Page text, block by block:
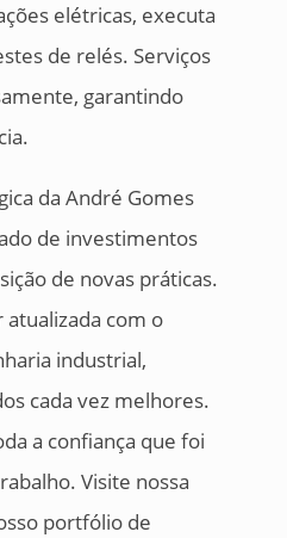
elétricas, executa
de relés. Serviços
garantindo
da André Gomes
de investimentos
de novas práticas.
com o
industrial,
cada vez melhores.
a confiança que foi
Visite nossa
portfólio de